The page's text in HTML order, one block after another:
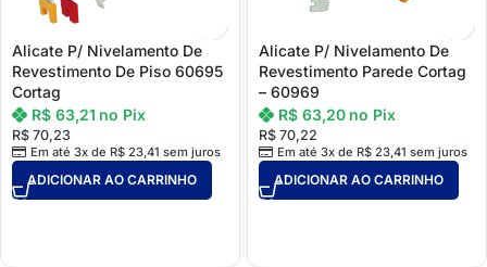
Alicate P/ Nivelamento De
Revestimento De Piso 60695
Cortag
R$ 70,23
Em até 3x de R$23,41 sem juros
R$63,21 no Pix
ADICIONAR AO CARRINHO
Alicate P/ Nivelamento De
Revestimento Parede Cortag
– 60969
R$ 70,22
Em até 3x de R$23,41 sem juros
R$63,20 no Pix
ADICIONAR AO CARRINHO